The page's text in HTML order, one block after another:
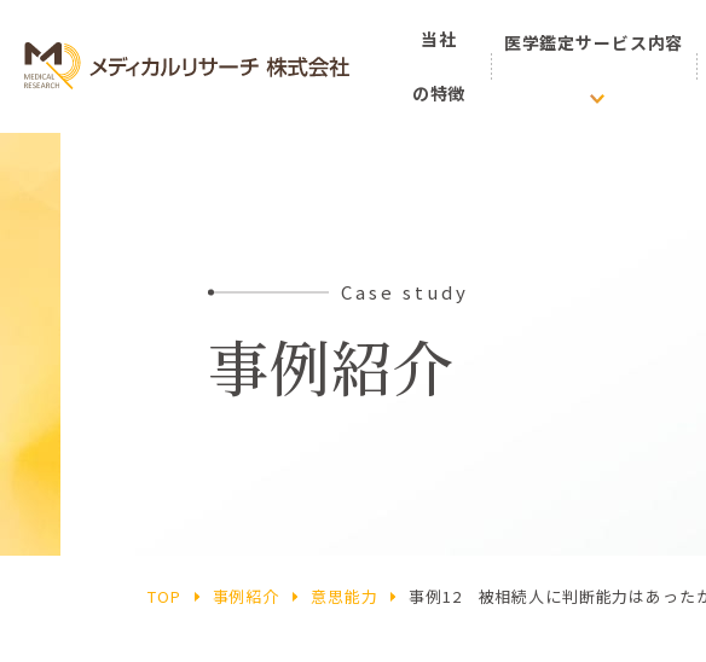
当社
の特徴
医学鑑定サービス内容
Case study
事例紹介
TOP 事例紹介 意思能力 事例12 被相続人に判断能力はあった